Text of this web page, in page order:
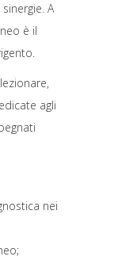
A
è il
agli
nei